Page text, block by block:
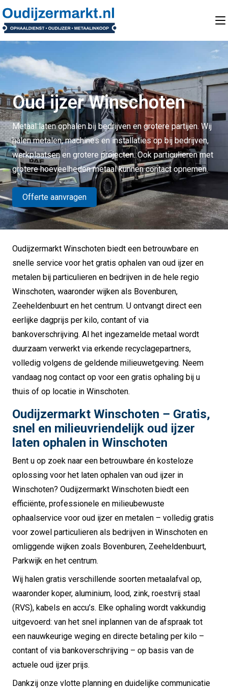
Oud ijzer Winschoten
Metaal laten ophalen bij bedrijven en grotere partijen. Wij
halen metalen, machines en installaties op bij bedrijven,
werkplaatsen en grotere projecten. Ook particulieren met
grotere hoeveelheden metaal kunnen contact opnemen.
Offerte aanvragen
Oudijzermarkt Winschoten biedt een betrouwbare en
snelle service voor het gratis ophalen van oud ijzer en
metalen bij particulieren en bedrijven in de hele regio
Winschoten, waaronder wijken als Bovenburen,
Zeeheldenbuurt en het centrum. U ontvangt direct een
eerlijke dagprijs per kilo, contant of via
bankoverschrijving. Al het ingezamelde metaal wordt
duurzaam verwerkt via erkende recyclagepartners,
volledig volgens de geldende milieuwetgeving. Neem
vandaag nog contact op voor een gratis ophaling bij u
thuis of op locatie in Winschoten.
Oudijzermarkt Winschoten – Gratis,
snel en milieuvriendelijk oud ijzer
laten ophalen in Winschoten
Bent u op zoek naar een betrouwbare én kosteloze
oplossing voor het laten ophalen van oud ijzer in
Winschoten? Oudijzermarkt Winschoten biedt een
efficiënte, professionele en milieubewuste
ophaalservice voor oud ijzer en metalen – volledig gratis
voor zowel particulieren als bedrijven in Winschoten en
omliggende wijken zoals Bovenburen, Zeeheldenbuurt,
Parkwijk en het centrum.
Wij halen gratis verschillende soorten metaalafval op,
waaronder koper, aluminium, lood, zink, roestvrij staal
(RVS), kabels en accu’s. Elke ophaling wordt vakkundig
uitgevoerd: van het snel inplannen van de afspraak tot
een nauwkeurige weging en directe betaling per kilo –
contant of via bankoverschrijving – op basis van de
actuele oud ijzer prijs.
Dankzij onze vlotte planning en duidelijke communicatie